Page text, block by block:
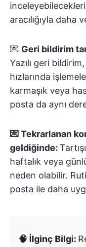
aracılığıyla daha
💌 Geri bildirim
Yazılı geri
hızlarında
karmaşık veya
posta da aynı
💌 Tekrarlanan
geldiğinde:
haftalık veya
neden olabilir.
posta ile daha
🧠 İlginç Bilgi: